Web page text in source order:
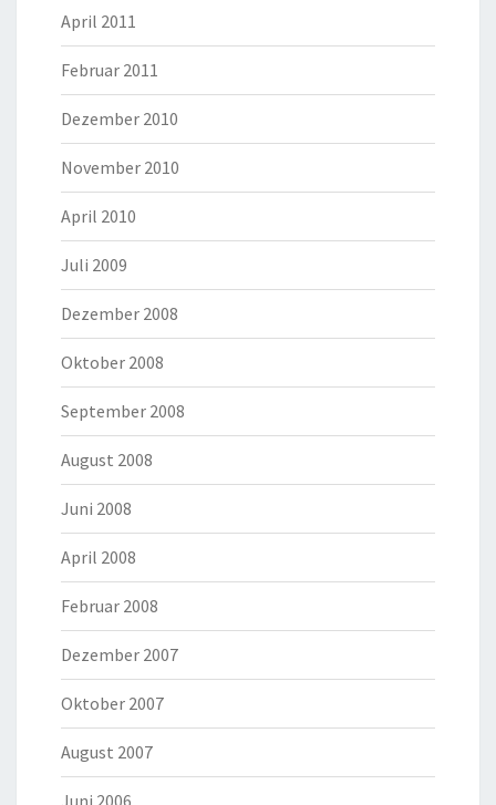
April 2011
Februar 2011
Dezember 2010
November 2010
April 2010
Juli 2009
Dezember 2008
Oktober 2008
September 2008
August 2008
Juni 2008
April 2008
Februar 2008
Dezember 2007
Oktober 2007
August 2007